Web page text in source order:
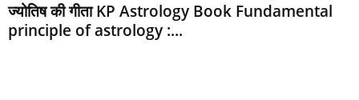
ज्‍योतिष की गीता KP Astrology Book Fundamental
principle of astrology :...